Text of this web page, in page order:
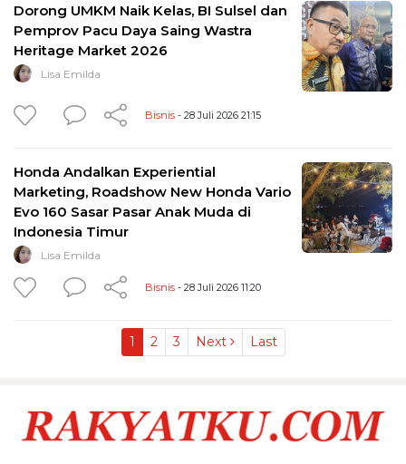
Dorong UMKM Naik Kelas, BI Sulsel dan
Pemprov Pacu Daya Saing Wastra
Heritage Market 2026
Lisa Emilda
Bisnis - 28 Juli 2026 21:15
Honda Andalkan Experiential
Marketing, Roadshow New Honda Vario
Evo 160 Sasar Pasar Anak Muda di
Indonesia Timur
Lisa Emilda
Bisnis - 28 Juli 2026 11:20
1 2 3 Next Last